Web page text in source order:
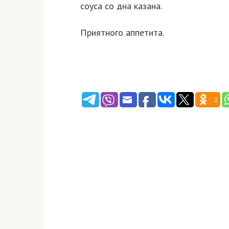
соуса со дна казана.
Приятного аппетита.
2